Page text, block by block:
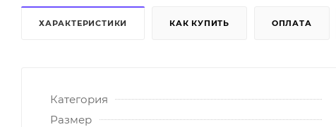
ХАРАКТЕРИСТИКИ КАК КУПИТЬ ОПЛАТА
Категория
Размер